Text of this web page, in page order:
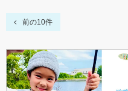
前の10件